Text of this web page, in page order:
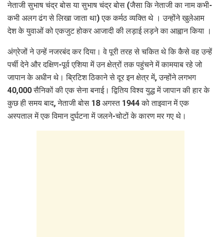
नेताजी सुभाष चंद्र बोस या सुभाष चंद्र बोस (जैसा कि नेताजी का नाम कभी-
कभी अलग ढंग से लिखा जाता था) एक कर्मठ व्यक्ति थे । उन्होंने खुलेआम
देश के युवाओं को एकजुट होकर आजादी की लड़ाई लड़ने का आह्वान किया ।
अंग्रेजों ने उन्हें नजरबंद कर दिया। वे पूरी तरह से चकित थे कि कैसे वह उन्हें
पर्ची देने और दक्षिण-पूर्व एशिया में उन क्षेत्रों तक पहुंचने में कामयाब रहे जो
जापान के अधीन थे। ब्रिटिश ठिकाने से दूर इन क्षेत्र में, उन्होंने लगभग
40,000 सैनिकों की एक सेना बनाई। द्वि‍तिय विश्‍व युद्ध में जापान की हार के
कुछ ही समय बाद, नेताजी बोस 18 अगस्त 1944 को ताइवान में एक
अस्पताल में एक विमान दुर्घटना में जलने-चोटों के कारण मर गए थे।